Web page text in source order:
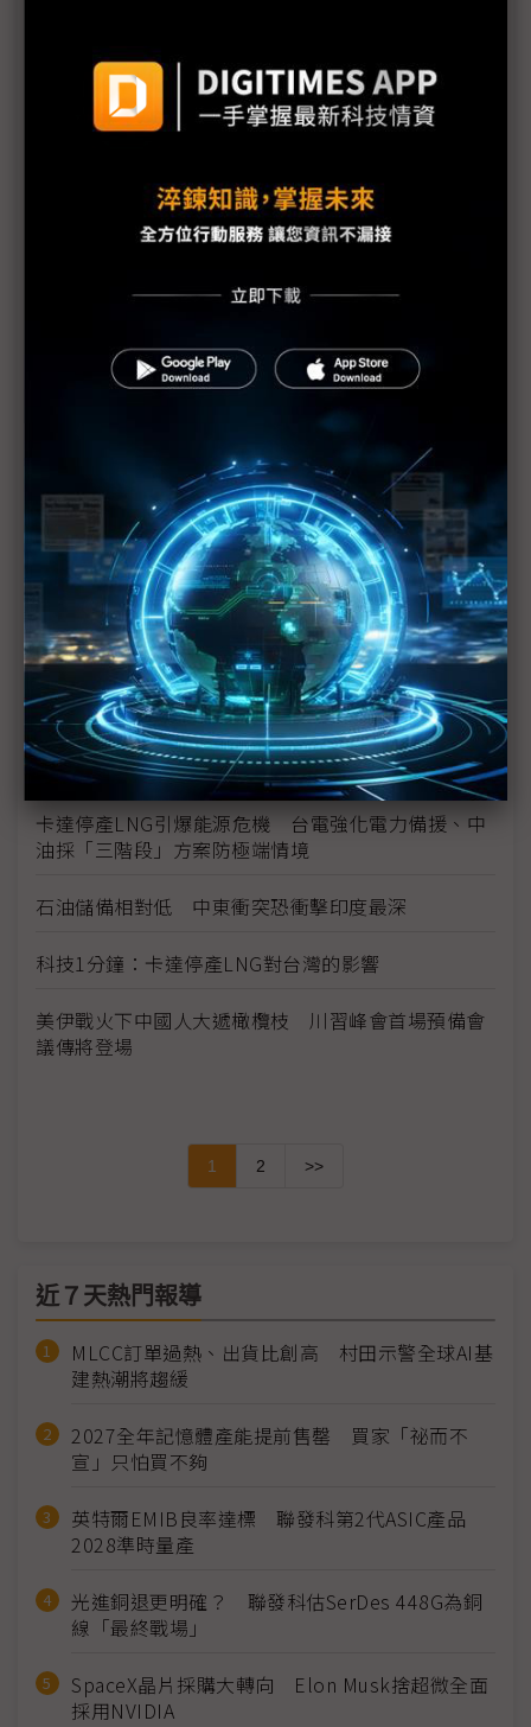
台泥張安平：中東戰事拉長恐衝擊能源供應 中國減
碳政策成產業契機
圖表1分鐘：中東產油國被迫停產預估天數
中東戰火推升能源危機 台灣夏季供電恐受衝擊
分散中東能源供應風險 中油「雙管齊下」拚自有氣
田比重達10%
中東戰火外溢汽車供應鏈 歐洲車廠恐陷能源與物流
中東衝突背後的AI模型之爭 Grok預測封神、Claude
實際落地誰更勝一籌？
伊朗戰火難停歇 川普召集洛克希德、RTX等國防大
廠促產
無人機蜂群效益顯現 台灣獨缺指管系統自主化體系
美軍逆向仿製伊朗無人機Shahed LUCAS低成本蜂
群戰術建功
卡達停產LNG引爆能源危機 台電強化電力備援、中
油採「三階段」方案防極端情境
石油儲備相對低 中東衝突恐衝擊印度最深
科技1分鐘：卡達停產LNG對台灣的影響
美伊戰火下中國人大遞橄欖枝 川習峰會首場預備會
議傳將登場
1 2 >>
近７天熱門報導
MLCC訂單過熱、出貨比創高 村田示警全球AI基
建熱潮將趨緩
2027全年記憶體產能提前售罄 買家「祕而不
宣」只怕買不夠
英特爾EMIB良率達標 聯發科第2代ASIC產品
2028準時量產
光進銅退更明確？ 聯發科估SerDes 448G為銅
線「最終戰場」
SpaceX晶片採購大轉向 Elon Musk捨超微全面
採用NVIDIA